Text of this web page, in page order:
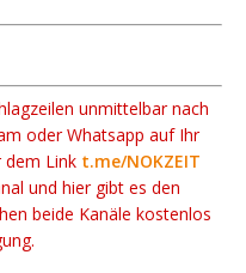
unmittelbar nach
oder Whatsapp auf Ihr
dem Link t.me/NOKZEIT
und hier gibt es den
beide Kanäle kostenlos